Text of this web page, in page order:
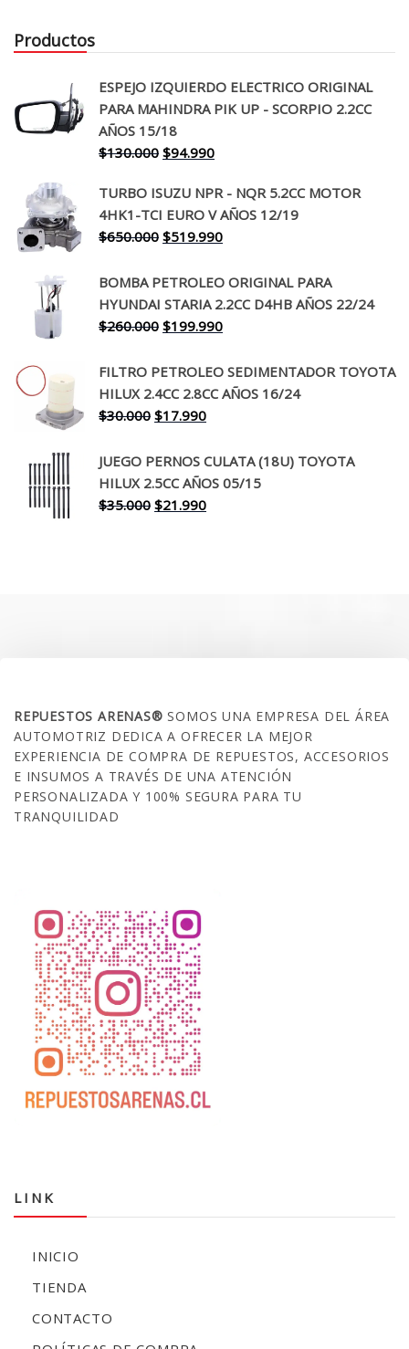
Productos
ESPEJO IZQUIERDO ELECTRICO ORIGINAL
PARA MAHINDRA PIK UP - SCORPIO 2.2CC
AÑOS 15/18
$130.000 El
original
era:
$130.000.
$94.990El
actual
es:
$94.990.
TURBO ISUZU NPR - NQR 5.2CC MOTOR
4HK1-TCI EURO V AÑOS 12/19
$650.000 El
original
era:
$650.000.
$519.990El
actual
es:
$519.990.
BOMBA PETROLEO ORIGINAL PARA
HYUNDAI STARIA 2.2CC D4HB AÑOS 22/24
$260.000 El
original
era:
$260.000.
$199.990El
actual
es:
FILTRO PETROLEO SEDIMENTADOR TOYOTA
HILUX 2.4CC 2.8CC AÑOS 16/24
$30.000 El
original
era:
$30.000.
$17.990El
actual
es:
$17.990.
JUEGO PERNOS CULATA (18U) TOYOTA
HILUX 2.5CC AÑOS 05/15
$35.000 El
$21.990El
REPUESTOS ARENAS®SOMOS UNA EMPRESA DEL ÁREA
AUTOMOTRIZ DEDICA A OFRECER LA MEJOR
EXPERIENCIA DE COMPRA DE REPUESTOS, ACCESORIOS
E INSUMOS A TRAVÉS DE UNA ATENCIÓN
PERSONALIZADA Y 100% SEGURA PARA TU
TRANQUILIDAD
LINK
INICIO
TIENDA
CONTACTO